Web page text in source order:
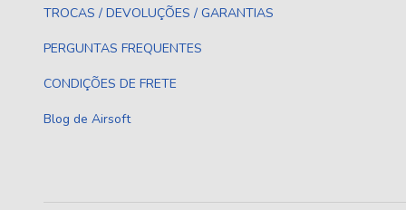
TROCAS / DEVOLUÇÕES / GARANTIAS
PERGUNTAS FREQUENTES
CONDIÇÕES DE FRETE
Blog de Airsoft